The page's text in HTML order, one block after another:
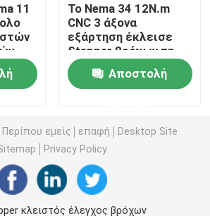
μηχανή
μηχανή
οδηγός ΣΥΝΕΧΩΝ μηχανών
11
Το Nema 34 12N.m
CNC 3 άξονα
εξάρτηση έκλεισε
Stepper βρόχων τη
μηχανή και τον οδηγό
Αποστολή
Περίπου εμείς επαφή
Desktop Site
Privacy Policy
κλειστός έλεγχος βρόχων